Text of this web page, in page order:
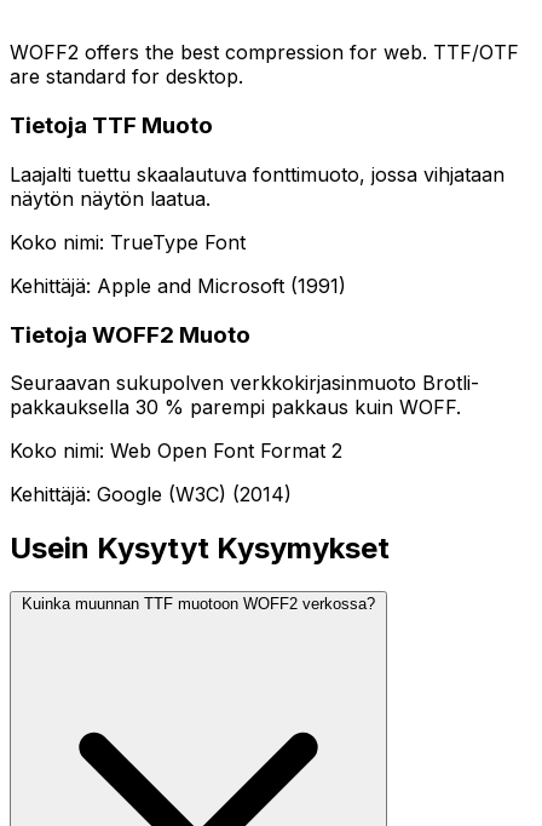
WOFF2 offers the best compression for web. TTF/OTF
are standard for desktop.
Tietoja TTF Muoto
Laajalti tuettu skaalautuva fonttimuoto, jossa vihjataan
näytön näytön laatua.
Koko nimi: TrueType Font
Kehittäjä: Apple and Microsoft (1991)
Tietoja WOFF2 Muoto
Seuraavan sukupolven verkkokirjasinmuoto Brotli-
pakkauksella 30 % parempi pakkaus kuin WOFF.
Koko nimi: Web Open Font Format 2
Kehittäjä: Google (W3C) (2014)
Usein Kysytyt Kysymykset
Kuinka muunnan TTF muotoon WOFF2 verkossa?